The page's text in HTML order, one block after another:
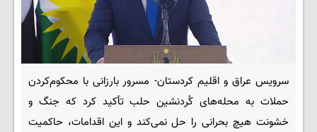
سرویس عراق و اقلیم کردستان- مسرور بارزانی با محکوم‌کردن
حملات به محله‌های کُردنشین حلب تأکید کرد که جنگ و
خشونت هیچ بحرانی را حل نمی‌کند و این اقدامات، حاکمیت